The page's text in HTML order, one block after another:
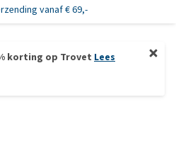
vanaf € 69,-
korting op Trovet Lees